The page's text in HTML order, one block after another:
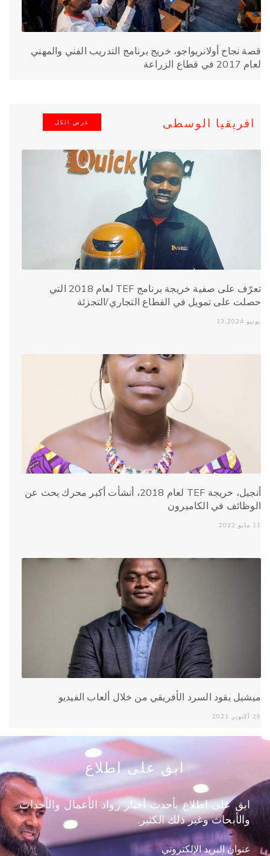
قصة نجاح أولانريواجو، خريج برنامج التدريب الفني والمهني
لعام 2017 في قطاع الزراعة
افريقيا الوسطى عرض الكل
تعرّف على صفية خريجة برنامج TEF لعام 2018 التي
حصلت على تمويل في القطاع التجاري/التجزئة
يونيو 13,2024
أنجيل، خريجة TEF لعام 2018، أنشأت أكبر محرك بحث عن
الوظائف في الكاميرون
11 مايو 2022
ميشيل يقود السرد الأفريقي من خلال ألعاب الفيديو
29 أكتوبر 2021
ابق على اطلاع
ابق على اطلاع بأحدث أخبار رواد الأعمال والأحداث
والأبحاث وغير ذلك الكثير.
عنوان البريد الإلكتروني